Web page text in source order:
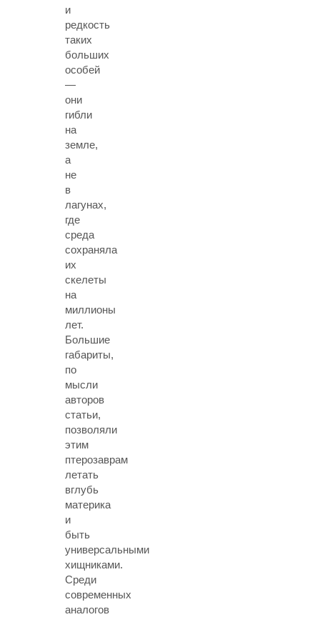
и
редкость
таких
больших
особей
—
они
гибли
на
земле,
а
не
в
лагунах,
где
среда
сохраняла
их
скелеты
на
миллионы
лет.
Большие
габариты,
по
мысли
авторов
статьи,
позволяли
этим
птерозаврам
летать
вглубь
материка
и
быть
универсальными
хищниками.
Среди
современных
аналогов